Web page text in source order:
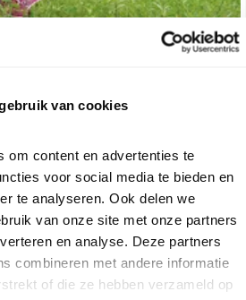
van cookies
om content en advertenties te
voor social media te bieden en
te analyseren. Ook delen we
van onze site met onze partners
en analyse. Deze partners
combineren met andere informatie
of die ze hebben verzameld op
vrouwen én vogels
het tegengaan van